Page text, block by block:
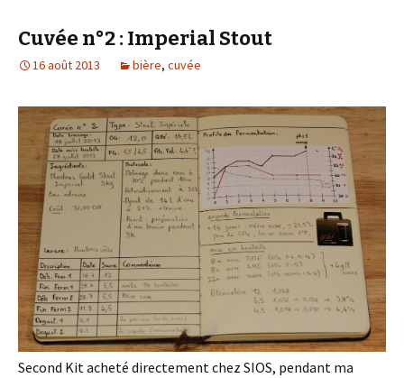
Cuvée n°2 : Imperial Stout
16 août 2013 bière, cuvée
Second Kit acheté directement chez SIOS, pendant ma